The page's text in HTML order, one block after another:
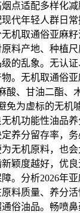
点适配多样化
代年轻人群日
机取通俗亚麻
料产地、种植
的乱象。无认
。无机取通俗
酸、甘油二酯、
免为虚标的无机
机功能性油品
养分留存率，
无机原料，也
颖度越好，优
。分析2026年
料质量、养分
俗油品。畅喷